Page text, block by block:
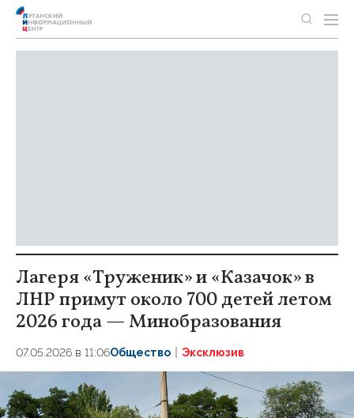
Лагеря «Труженик» и «Казачок» в
ЛНР примут около 700 детей летом
2026 года — Минобразования
07.05.2026 в 11:06Общество Эксклюзив